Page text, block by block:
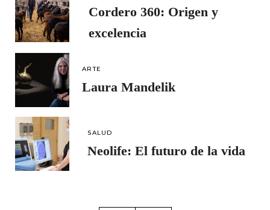
Cordero 360: Origen y
excelencia
ARTE
Laura Mandelik
SALUD
Neolife: El futuro de la vida